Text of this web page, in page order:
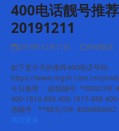
400电话靓号推
20191211
2019年12月11日 400电话
如下是今天的推荐400电话号码:
https://www.mgsh.com.cn/
今日推荐： 超级靓号 *0000/3年
400-1816-888 400-1817-888
选靓号 **88元/3年 4006886662
阅读更多